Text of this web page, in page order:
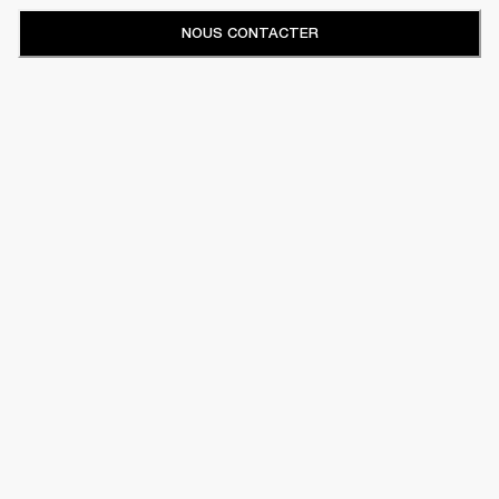
NOUS CONTACTER